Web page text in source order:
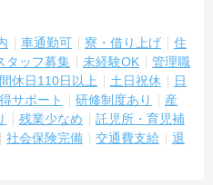
車通勤可 寮・借り上げ
住
タッフ募集 未経験OK
管理職
休日110日以上 土日祝休
日
サポート 研修制度あり
産
残業少なめ
託児所・育児補
社会保険完備 交通費支給
退